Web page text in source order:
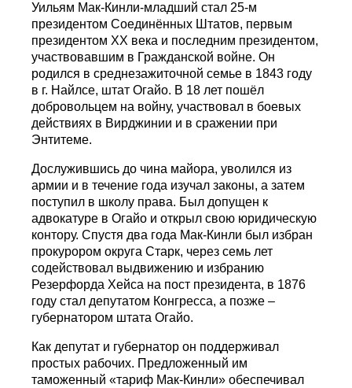
Уильям Мак-Кинли-младший стал 25-м
президентом Соединённых Штатов, первым
президентом ХХ века и последним президентом,
участвовавшим в Гражданской войне. Он
родился в среднезажиточной семье в 1843 году
в г. Найлсе, штат Огайо. В 18 лет пошёл
добровольцем на войну, участвовал в боевых
действиях в Вирджинии и в сражении при
Энтитеме.
Дослужившись до чина майора, уволился из
армии и в течение года изучал законы, а затем
поступил в школу права. Был допущен к
адвокатуре в Огайо и открыл свою юридическую
контору. Спустя два года Мак-Кинли был избран
прокурором округа Старк, через семь лет
содействовал выдвижению и избранию
Резерфорда Хейса на пост президента, в 1876
году стал депутатом Конгресса, а позже –
губернатором штата Огайо.
Как депутат и губернатор он поддерживал
простых рабочих. Предложенный им
таможенный «тариф Мак-Кинли» обеспечивал